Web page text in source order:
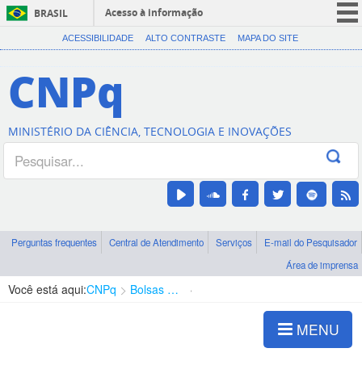
BRASIL
Acesso à informação
CORONAVÍRUS (COVID-19)
Canais
ACESSIBILIDADE ALTO CONTRASTE MAPA DO SITE
CNPq
MINISTÉRIO DA CIÊNCIA, TECNOLOGIA E INOVAÇÕES
Perguntas frequentes Central de Atendimento Serviços
E-mail do Pesquisador
Área de imprensa
Você está aqui:CNPq Bolsas e Auxílios Vigentes
MENU